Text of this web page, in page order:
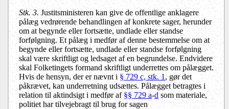
Stk. 3. Justitsministeren kan give de offentlige anklagere
pålæg vedrørende behandlingen af konkrete sager, herunder
om at begynde eller fortsætte, undlade eller standse
forfølgning. Et pålæg i medfør af denne bestemmelse om at
begynde eller fortsætte, undlade eller standse forfølgning
skal være skriftligt og ledsaget af en begrundelse. Endvidere
skal Folketingets formand skriftligt underrettes om pålægget.
Hvis de hensyn, der er nævnt i§ 729 c, stk. 1, gør det
påkrævet, kan underretning udsættes. Pålægget betragtes i
relation til aktindsigt i medfør af §§ 729 a-dsom materiale,
politiet har tilvejebragt til brug for sagen